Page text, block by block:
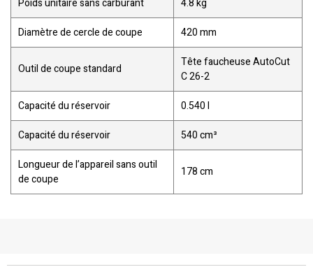
Poids unitaire sans carburant
4.8 kg
Diamètre de cercle de coupe
420 mm
Outil de coupe standard
Tête faucheuse AutoCut
C 26-2
Capacité du réservoir
0.540 l
Capacité du réservoir
540 cm³
Longueur de l’appareil sans outil
de coupe
178 cm